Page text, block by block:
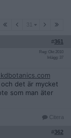
31
#361
Reg: Okt 2010
Inlägg: 37
det är mycket
som man äter
Citera
#362